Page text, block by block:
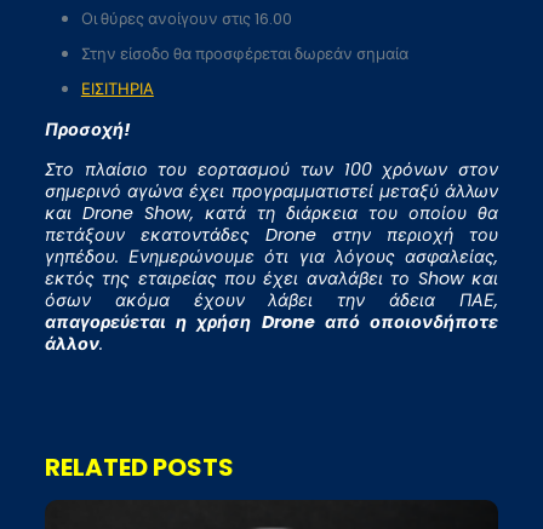
Οι θύρες ανοίγουν στις 16.00
Στην είσοδο θα προσφέρεται δωρεάν σημαία
ΕΙΣΙΤΗΡΙΑ
Προσοχή!
Στο πλαίσιο του εορτασμού των 100 χρόνων στον
σημερινό αγώνα έχει προγραμματιστεί μεταξύ άλλων
και Drone Show, κατά τη διάρκεια του οποίου θα
πετάξουν εκατοντάδες Drone στην περιοχή του
γηπέδου.Ενημερώνουμε ότι για λόγους ασφαλείας,
εκτός της εταιρείας που έχει αναλάβει το Show και
όσων ακόμα έχουν λάβει την άδεια ΠΑΕ,
απαγορεύεται η χρήση Droneαπό οποιονδήποτε
άλλον.
RELATED POSTS